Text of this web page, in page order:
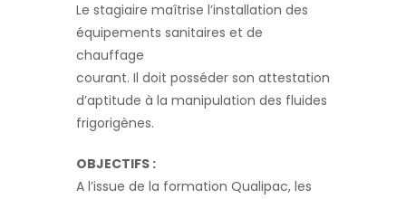
Le stagiaire maîtrise l’installation des
équipements sanitaires et de
chauffage
courant. Il doit posséder son attestation
d’aptitude à la manipulation des fluides
frigorigènes.
OBJECTIFS :
A l’issue de la formation Qualipac, les